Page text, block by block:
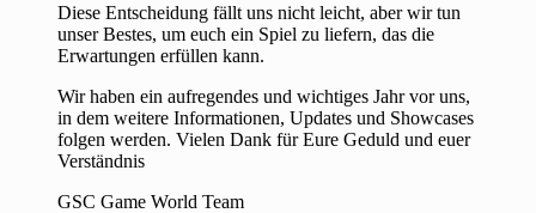
Diese Entscheidung fällt uns nicht leicht, aber wir tun
unser Bestes, um euch ein Spiel zu liefern, das die
Erwartungen erfüllen kann.
Wir haben ein aufregendes und wichtiges Jahr vor uns,
in dem weitere Informationen, Updates und Showcases
folgen werden. Vielen Dank für Eure Geduld und euer
Verständnis
GSC Game World Team